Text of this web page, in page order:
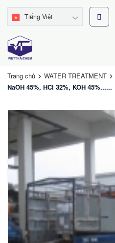
Tiếng Việt
Trang chủ WATER TREATMENT
NaOH 45%, HCl 32%, KOH 45%......